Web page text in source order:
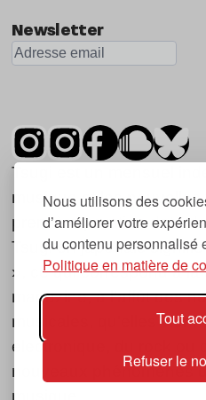
Nous utilisons des
d’améliorer votre
du contenu personnalisé
Politique en matière de
Tout
Refuser le
Newsletter
Tsugi est un mensuel
musique et les nouvelles
première parution date
Tsugi en japonais
», ce qui correspond à la
magazine, à l’affût des
musicales, qu’elles
électronique, du rock ou
nouveaux phénomènes
musique.